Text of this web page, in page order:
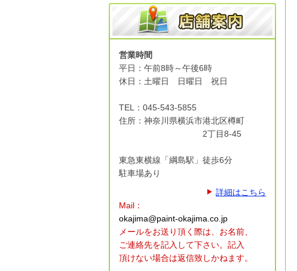
営業時間
平日：午前8時～午後6時
休日：土曜日 日曜日 祝日
TEL：045-543-5855
住所：神奈川県横浜市港北区樽町
2丁目8-45
東急東横線「綱島駅」徒歩6分
駐車場あり
詳細はこちら
Mail：
okajima@paint-okajima.co.jp
メールをお送り頂く際は、 お名前、
ご連絡先を記入して下さい。 記入
頂けない場合は返信致しかねます。